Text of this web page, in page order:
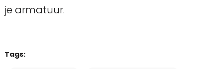
je armatuur.
Tags: